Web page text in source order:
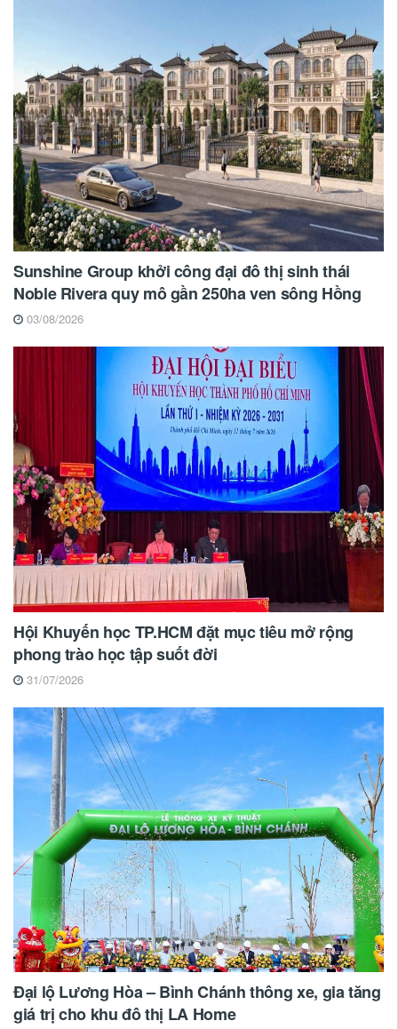
Sunshine Group khởi công đại đô thị sinh thái
Noble Rivera quy mô gần 250ha ven sông Hồng
03/08/2026
Hội Khuyến học TP.HCM đặt mục tiêu mở rộng
phong trào học tập suốt đời
31/07/2026
Đại lộ Lương Hòa – Bình Chánh thông xe, gia tăng
giá trị cho khu đô thị LA Home